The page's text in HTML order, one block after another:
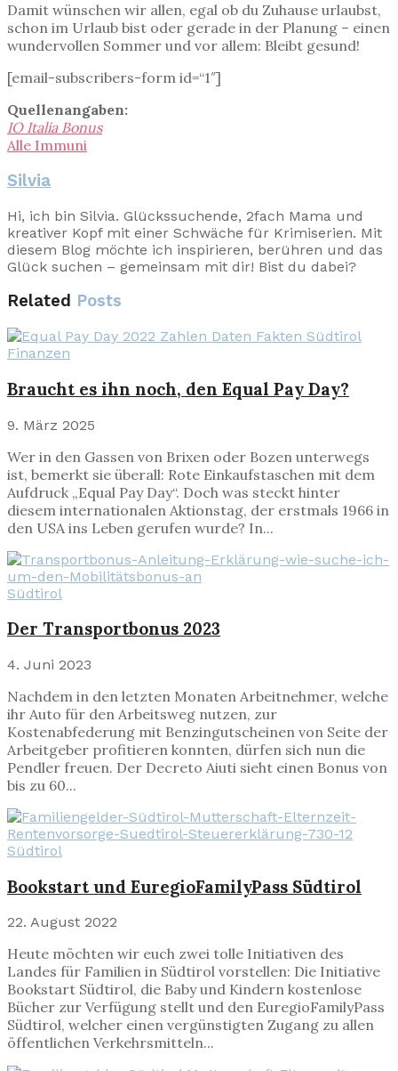
Damit wünschen wir allen, egal ob du Zuhause urlaubst,
schon im Urlaub bist oder gerade in der Planung – einen
wundervollen Sommer und vor allem: Bleibt gesund!
[email-subscribers-form id=“1″]
Quellenangaben:
IO Italia Bonus
Alle Immuni
Silvia
Hi, ich bin Silvia. Glückssuchende, 2fach Mama und
kreativer Kopf mit einer Schwäche für Krimiserien. Mit
diesem Blog möchte ich inspirieren, berühren und das
Glück suchen – gemeinsam mit dir! Bist du dabei?
Related Posts
Finanzen
Braucht es ihn noch, den Equal Pay Day?
9. März 2025
Wer in den Gassen von Brixen oder Bozen unterwegs
ist, bemerkt sie überall: Rote Einkaufstaschen mit dem
Aufdruck „Equal Pay Day“. Doch was steckt hinter
diesem internationalen Aktionstag, der erstmals 1966 in
den USA ins Leben gerufen wurde? In...
Südtirol
Der Transportbonus 2023
4. Juni 2023
Nachdem in den letzten Monaten Arbeitnehmer, welche
ihr Auto für den Arbeitsweg nutzen, zur
Kostenabfederung mit Benzingutscheinen von Seite der
Arbeitgeber profitieren konnten, dürfen sich nun die
Pendler freuen. Der Decreto Aiuti sieht einen Bonus von
bis zu 60...
Südtirol
Bookstart und EuregioFamilyPass Südtirol
22. August 2022
Heute möchten wir euch zwei tolle Initiativen des
Landes für Familien in Südtirol vorstellen: Die Initiative
Bookstart Südtirol, die Baby und Kindern kostenlose
Bücher zur Verfügung stellt und den EuregioFamilyPass
Südtirol, welcher einen vergünstigten Zugang zu allen
öffentlichen Verkehrsmitteln...